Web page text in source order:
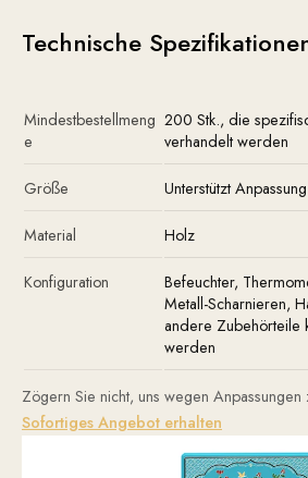
Technische
Mindestbestellmeng
e
200 Stk., die
verhandelt werden
Größe Unterstützt Anpassung
Material Holz
Konfiguration
Befeuchter,
Metall-Scharnieren,
andere Zubehörteile
werden
Zögern Sie nicht, uns wegen Anpassungen
Sofortiges Angebot erhalten